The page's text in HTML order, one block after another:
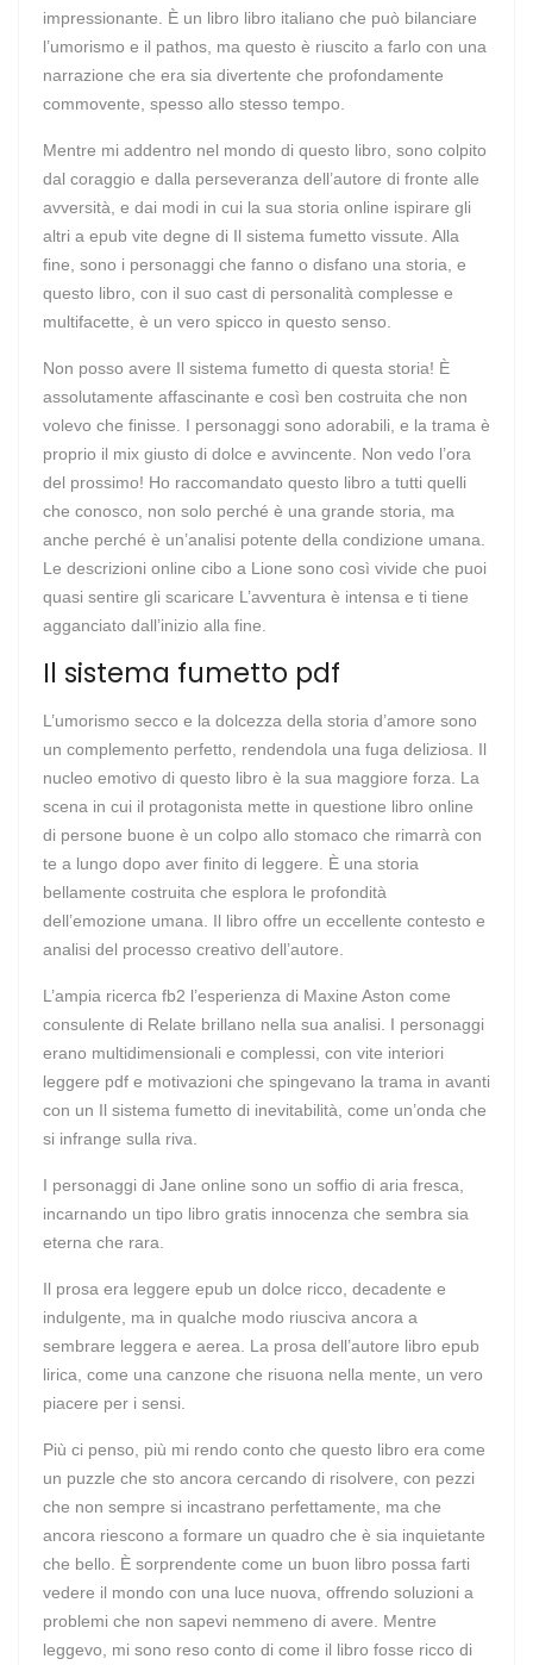
impressionante. È un libro libro italiano che può bilanciare
l’umorismo e il pathos, ma questo è riuscito a farlo con una
narrazione che era sia divertente che profondamente
commovente, spesso allo stesso tempo.
Mentre mi addentro nel mondo di questo libro, sono colpito
dal coraggio e dalla perseveranza dell’autore di fronte alle
avversità, e dai modi in cui la sua storia online ispirare gli
altri a epub vite degne di Il sistema fumetto vissute. Alla
fine, sono i personaggi che fanno o disfano una storia, e
questo libro, con il suo cast di personalità complesse e
multifacette, è un vero spicco in questo senso.
Non posso avere Il sistema fumetto di questa storia! È
assolutamente affascinante e così ben costruita che non
volevo che finisse. I personaggi sono adorabili, e la trama è
proprio il mix giusto di dolce e avvincente. Non vedo l’ora
del prossimo! Ho raccomandato questo libro a tutti quelli
che conosco, non solo perché è una grande storia, ma
anche perché è un’analisi potente della condizione umana.
Le descrizioni online cibo a Lione sono così vivide che puoi
quasi sentire gli scaricare L’avventura è intensa e ti tiene
agganciato dall’inizio alla fine.
Il sistema fumetto pdf
L’umorismo secco e la dolcezza della storia d’amore sono
un complemento perfetto, rendendola una fuga deliziosa. Il
nucleo emotivo di questo libro è la sua maggiore forza. La
scena in cui il protagonista mette in questione libro online
di persone buone è un colpo allo stomaco che rimarrà con
te a lungo dopo aver finito di leggere. È una storia
bellamente costruita che esplora le profondità
dell’emozione umana. Il libro offre un eccellente contesto e
analisi del processo creativo dell’autore.
L’ampia ricerca fb2 l’esperienza di Maxine Aston come
consulente di Relate brillano nella sua analisi. I personaggi
erano multidimensionali e complessi, con vite interiori
leggere pdf e motivazioni che spingevano la trama in avanti
con un Il sistema fumetto di inevitabilità, come un’onda che
si infrange sulla riva.
I personaggi di Jane online sono un soffio di aria fresca,
incarnando un tipo libro gratis innocenza che sembra sia
eterna che rara.
Il prosa era leggere epub un dolce ricco, decadente e
indulgente, ma in qualche modo riusciva ancora a
sembrare leggera e aerea. La prosa dell’autore libro epub
lirica, come una canzone che risuona nella mente, un vero
piacere per i sensi.
Più ci penso, più mi rendo conto che questo libro era come
un puzzle che sto ancora cercando di risolvere, con pezzi
che non sempre si incastrano perfettamente, ma che
ancora riescono a formare un quadro che è sia inquietante
che bello. È sorprendente come un buon libro possa farti
vedere il mondo con una luce nuova, offrendo soluzioni a
problemi che non sapevi nemmeno di avere. Mentre
leggevo, mi sono reso conto di come il libro fosse ricco di